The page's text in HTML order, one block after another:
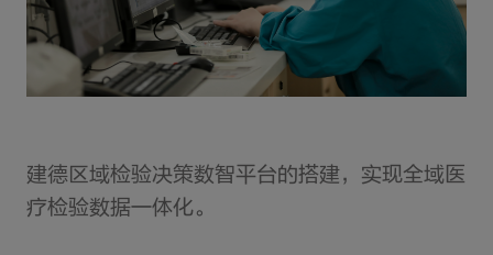
建德区域检验决策数智平台的搭建，实现全域医
疗检验数据一体化。